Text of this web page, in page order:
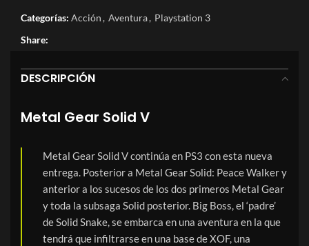
Categorías: Acción, Aventura, Playstation 3
Share:
DESCRIPCIÓN
Metal Gear Solid V
Metal Gear Solid V continúa en PS3 con esta nueva
entrega. Posterior a Metal Gear Solid: Peace Walker y
anterior a los sucesos de los dos primeros Metal Gear
y toda la subsaga Solid posterior. Big Boss, el ‘padre’
de Solid Snake, se embarca en una aventura en la que
tendrá que infiltrarse en una base de XOF, una